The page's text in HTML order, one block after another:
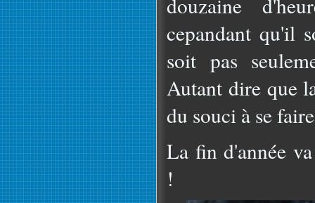
cepandant qu'il
soit pas
Autant dire que
du souci à se
La fin d'année
!